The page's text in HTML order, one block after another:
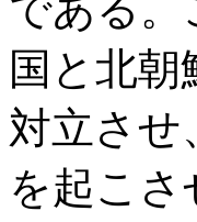
国と北
対立させ
を起こ